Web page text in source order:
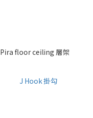
Pira floor ceiling 層架